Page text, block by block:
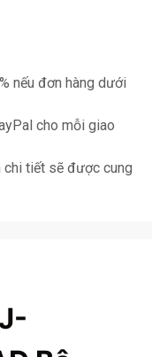
nếu đơn hàng dưới
cho mỗi giao
chi tiết sẽ được cung